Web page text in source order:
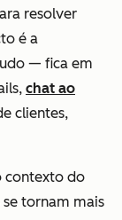
resolver
é a
— fica em
chat ao
clientes,
contexto do
tornam mais